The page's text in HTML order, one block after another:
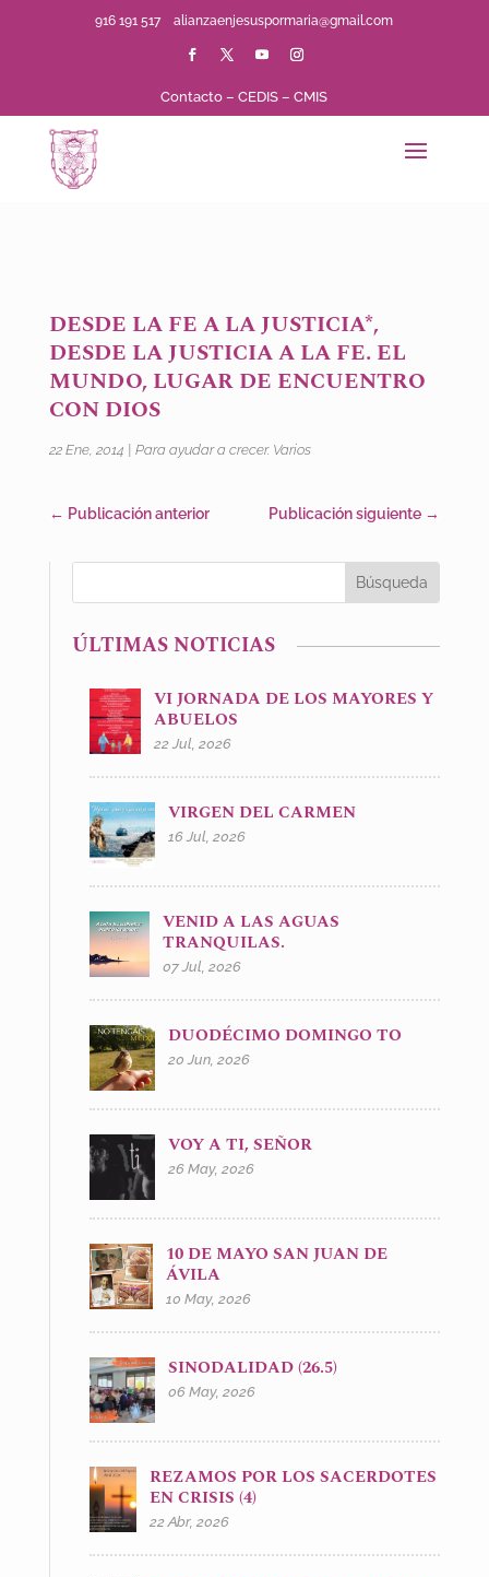
916 191 517alianzaenjesuspormaria@gmail.com
Contacto –CEDIS –CMIS
DESDE LA FE A LA JUSTICIA*,
DESDE LA JUSTICIA A LA FE. EL
MUNDO, LUGAR DE ENCUENTRO
CON DIOS
22 Ene, 2014 Para ayudar a crecer. Varios
← Publicación anterior Publicación siguiente →
ÚLTIMAS NOTICIAS
VI JORNADA DE LOS MAYORES Y
ABUELOS
22 Jul, 2026
VIRGEN DEL CARMEN
16 Jul, 2026
VENID A LAS AGUAS
TRANQUILAS.
07 Jul, 2026
DUODÉCIMO DOMINGO TO
20 Jun, 2026
VOY A TI, SEÑOR
26 May, 2026
10 DE MAYO SAN JUAN DE
ÁVILA
10 May, 2026
SINODALIDAD (26.5)
06 May, 2026
REZAMOS POR LOS SACERDOTES
EN CRISIS (4)
22 Abr, 2026